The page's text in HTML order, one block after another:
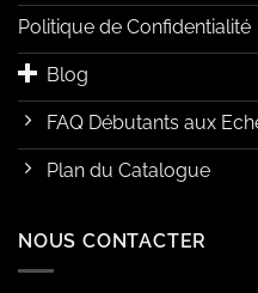
Politique de Confidentialité
Blog
FAQ Débutants aux
Plan du Catalogue
NOUS CONTACTER